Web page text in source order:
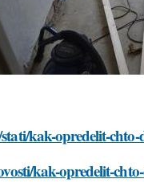
kak-opredelit-
kak-opredelit-